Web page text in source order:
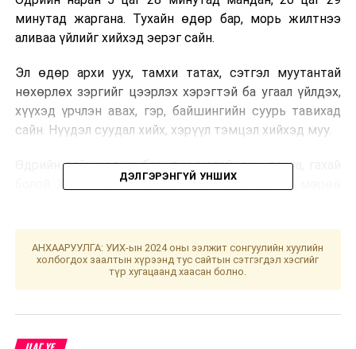
минутад жаргана. Тухайн өдөр бар, морь жилтнээ
аливаа үйлийг хийхэд эерэг сайн.
Эл өдөр архи уух, тамхи татах, сэтгэл муутантай
нөхөрлөх зэргийг цээрлэх хэрэгтэй ба угаал үйлдэх,
хүүхэд үрчлэн авах, гэр, байшингийн суурь тавихад
сайн. Нүүдэл суудал хийх, хэрүүл тэмцэл хийхэд муу.
Өдрийн сайн цаг нь бар, луу, могой, сич, тахиа, гахай
болой. Хол газар яваар одогсод баруун урагш мөрөө
УНШСАН: 1847
ДАРААХ МЭДЭЭ
ДЭЛГЭРЭНГҮЙ УНШИХ
АНХААРУУЛГА: УИХ-ын 2024 оны ээлжит сонгуулийн хуулийн
холбогдох заалтын хүрээнд тус сайтын сэтгэгдэл хэсгийг
түр хугацаанд хаасан болно.